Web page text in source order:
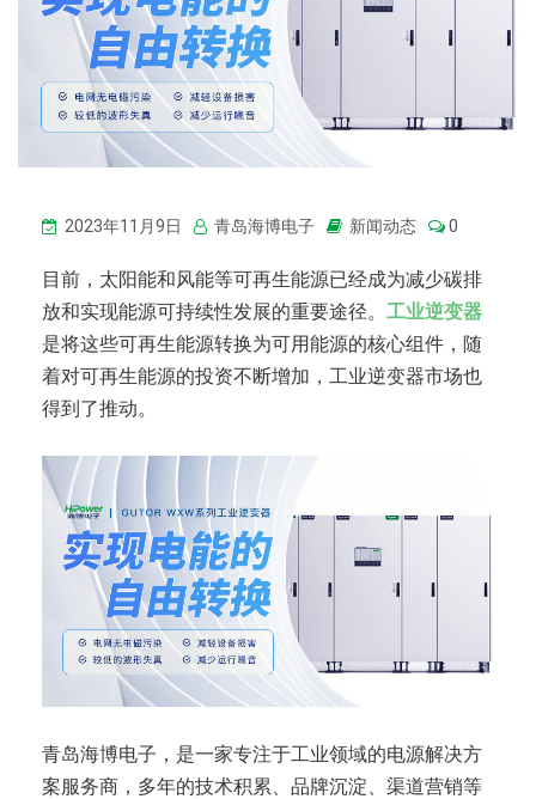
2023年11月9日 青岛海博电子 新闻动态 0
目前，太阳能和风能等可再生能源已经成为减少碳排
放和实现能源可持续性发展的重要途径。 工业逆变器
是将这些可再生能源转换为可用能源的核心组件，随
着对可再生能源的投资不断增加，工业逆变器市场也
得到了推动。
青岛海博电子，是一家专注于工业领域的电源解决方
案服务商，多年的技术积累、品牌沉淀、渠道营销等